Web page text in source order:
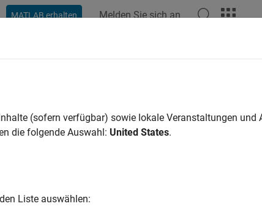
MATLAB erhalten Melden Sie sich an
How useful was this information?
(sofern verfügbar) sowie lokale Veranstaltungen und
die folgende Auswahl: United States.
Liste auswählen: